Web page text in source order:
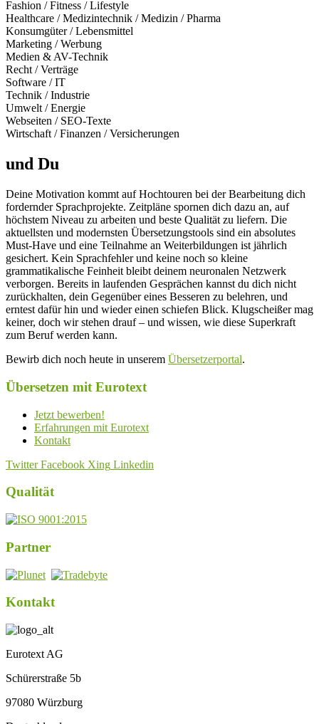
Fashion / Fitness / Lifestyle
Healthcare / Medizintechnik / Medizin / Pharma
Konsumgüter / Lebensmittel
Marketing / Werbung
Medien & AV-Technik
Recht / Verträge
Software / IT
Technik / Industrie
Umwelt / Energie
Webseiten / SEO-Texte
Wirtschaft / Finanzen / Versicherungen
und Du
Deine Motivation kommt auf Hochtouren bei der Bearbeitung dich
fordernder Sprachprojekte. Zeitpläne spornen dich dazu an, auf
höchstem Niveau zu arbeiten und beste Qualität zu liefern. Die
aktuellsten und modernsten Übersetzungstools sind ein absolutes
Must-Have und eine Teilnahme an Weiterbildungen ist jährlich
gesichert. Kein Sprachfehler und keine noch so kleine
grammatikalische Feinheit bleibt deinem neuronalen Netzwerk
verborgen. Bereits in laufenden Gesprächen kannst du dich nicht
zurückhalten, dein Gegenüber eines Besseren zu belehren, und
erntest dafür hin und wieder einen schiefen Blick. Klugscheißer mag
keiner, doch wir stehen drauf – und wissen, wie diese Superkraft
zum Beruf werden kann.
Bewirb dich noch heute in unserem Übersetzerportal.
Übersetzen mit Eurotext
Jetzt bewerben!
Erfahrungen mit Eurotext
Kontakt
Twitter Facebook Xing Linkedin
Qualität
Partner
Kontakt
Eurotext AG
Schürerstraße 5b
97080 Würzburg